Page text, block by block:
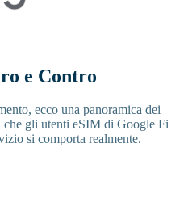
e Contro
ecco una panoramica dei
gli utenti eSIM di Google Fi
si comporta realmente.